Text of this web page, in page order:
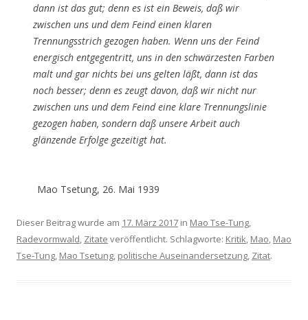
dann ist das gut; denn es ist ein Beweis, daß wir
zwischen uns und dem Feind einen klaren
Trennungsstrich gezogen haben. Wenn uns der Feind
energisch entgegentritt, uns in den schwärzesten Farben
malt und gar nichts bei uns gelten läßt, dann ist das
noch besser; denn es zeugt davon, daß wir nicht nur
zwischen uns und dem Feind eine klare Trennungslinie
gezogen haben, sondern daß unsere Arbeit auch
glänzende Erfolge gezeitigt hat.
Mao Tsetung, 26. Mai 1939
Dieser Beitrag wurde am 17. März 2017 in Mao Tse-Tung,
Radevormwald, Zitate veröffentlicht. Schlagworte: Kritik, Mao, Mao
Tse-Tung, Mao Tsetung, politische Auseinandersetzung, Zitat.